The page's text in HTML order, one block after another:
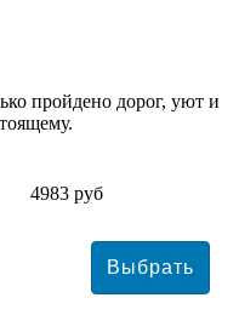
пройдено дорог, уют и
4983 руб